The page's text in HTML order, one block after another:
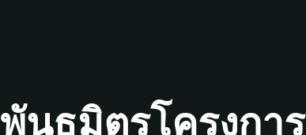
พันธมิตรโครงการ